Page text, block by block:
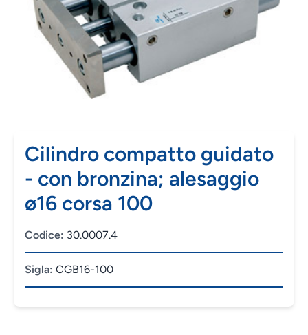
Cilindro compatto guidato
- con bronzina; alesaggio
ø16 corsa 100
Codice: 30.0007.4
Sigla: CGB16-100